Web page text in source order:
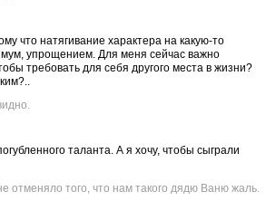
что натягивание характера на какую-то
упрощением. Для меня сейчас важно
требовать для себя другого места в жизни?
таланта. А я хочу, чтобы сыграли
отменяло того, что нам такого дядю Ваню жаль.